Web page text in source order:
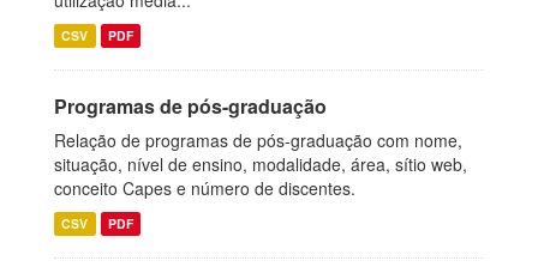
CSV PDF
Programas de pós-graduação
Relação de programas de pós-graduação com nome,
situação, nível de ensino, modalidade, área, sítio web,
conceito Capes e número de discentes.
CSV PDF